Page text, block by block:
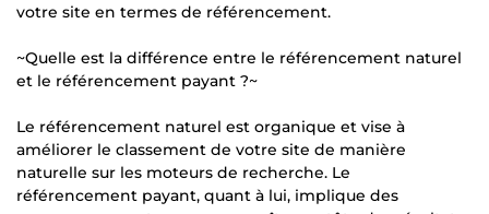
votre site en termes de référencement.
~Quelle est la différence entre le référencement naturel
et le référencement payant ?~
Le référencement naturel est organique et vise à
améliorer le classement de votre site de manière
naturelle sur les moteurs de recherche. Le
référencement payant, quant à lui, implique des